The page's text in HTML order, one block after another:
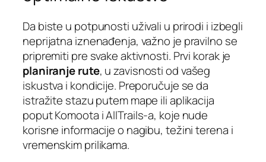
Da biste u potpunosti uživali u prirodi i izbegli
neprijatna iznenađenja, važno je pravilno se
pripremiti pre svake aktivnosti. Prvi korak je
planiranje rute, u zavisnosti od vašeg
iskustva i kondicije. Preporučuje se da
istražite stazu putem mape ili aplikacija
poput Komoota i AllTrails-a, koje nude
korisne informacije o nagibu, težini terena i
vremenskim prilikama.